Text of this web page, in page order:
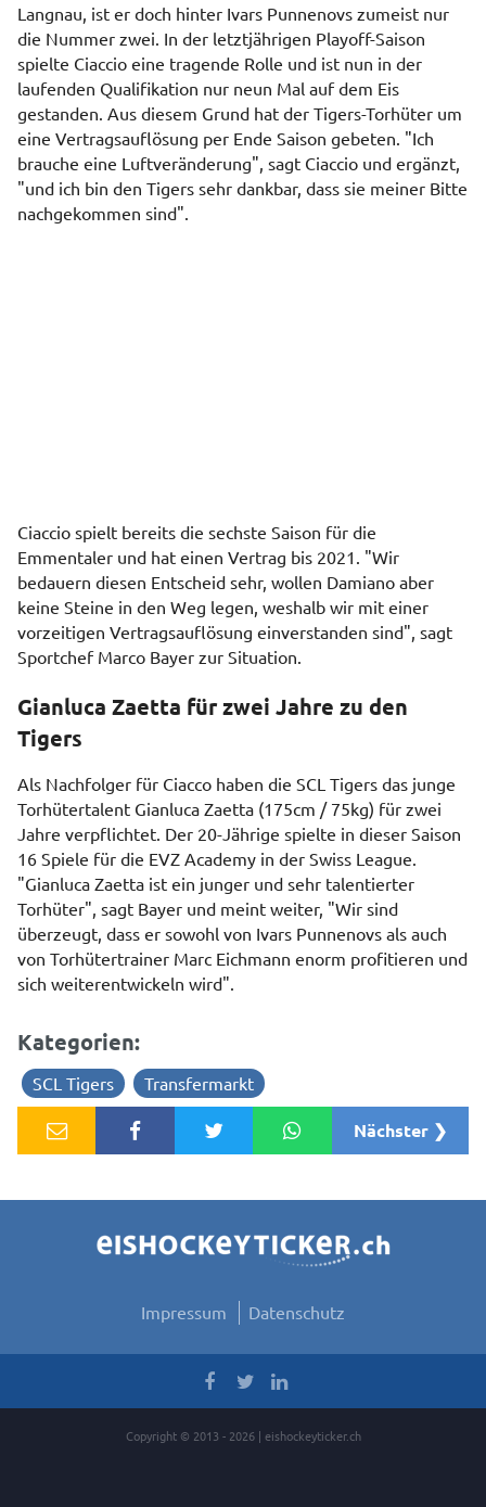
Langnau, ist er doch hinter Ivars Punnenovs zumeist nur
die Nummer zwei. In der letztjährigen Playoff-Saison
spielte Ciaccio eine tragende Rolle und ist nun in der
laufenden Qualifikation nur neun Mal auf dem Eis
gestanden. Aus diesem Grund hat der Tigers-Torhüter um
eine Vertragsauflösung per Ende Saison gebeten. "Ich
brauche eine Luftveränderung", sagt Ciaccio und ergänzt,
"und ich bin den Tigers sehr dankbar, dass sie meiner Bitte
nachgekommen sind".
Ciaccio spielt bereits die sechste Saison für die
Emmentaler und hat einen Vertrag bis 2021. "Wir
bedauern diesen Entscheid sehr, wollen Damiano aber
keine Steine in den Weg legen, weshalb wir mit einer
vorzeitigen Vertragsauflösung einverstanden sind", sagt
Sportchef Marco Bayer zur Situation.
Gianluca Zaetta für zwei Jahre zu den
Tigers
Als Nachfolger für Ciacco haben die SCL Tigers das junge
Torhütertalent Gianluca Zaetta (175cm / 75kg) für zwei
Jahre verpflichtet. Der 20-Jährige spielte in dieser Saison
16 Spiele für die EVZ Academy in der Swiss League.
"Gianluca Zaetta ist ein junger und sehr talentierter
Torhüter", sagt Bayer und meint weiter, "Wir sind
überzeugt, dass er sowohl von Ivars Punnenovs als auch
von Torhütertrainer Marc Eichmann enorm profitieren und
sich weiterentwickeln wird".
Kategorien:
SCL Tigers Transfermarkt
Nächster ❯
Impressum Datenschutz
Copyright © 2013 - 2026 | eishockeyticker.ch